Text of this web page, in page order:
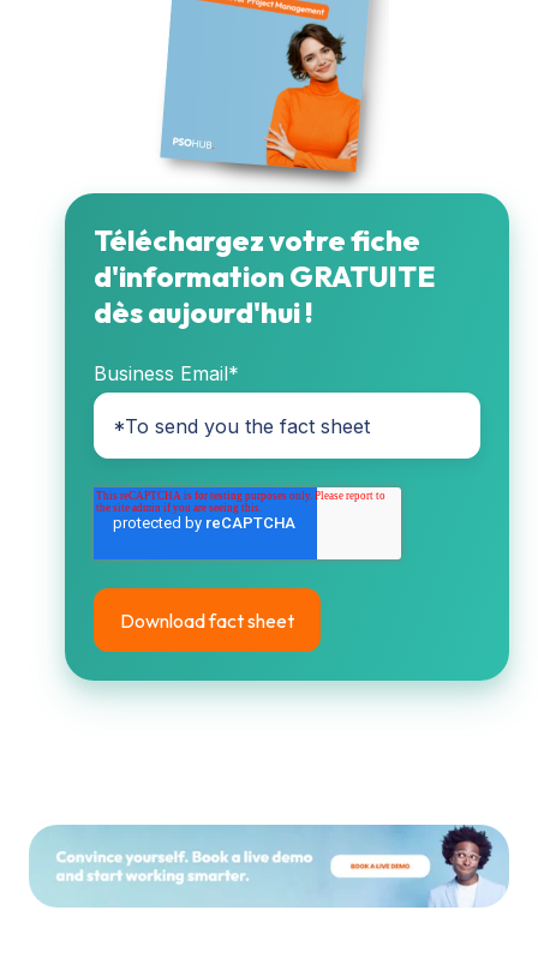
Téléchargez votre fiche
d'information GRATUITE
dès aujourd'hui !
Business Email*